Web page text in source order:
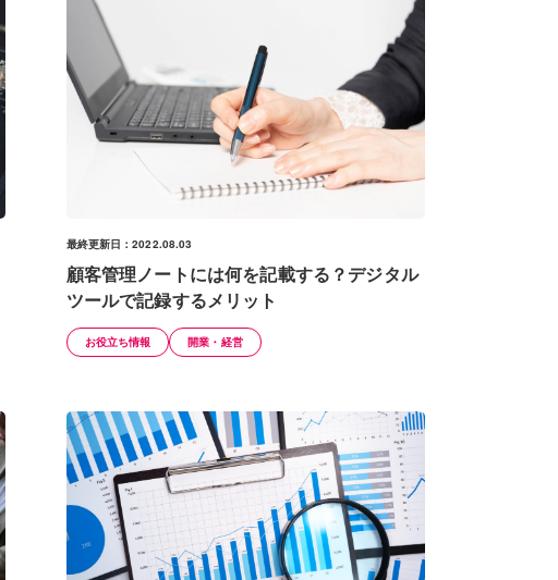
最終更新日：2022.08.03
顧客管理ノートには何を記載する？デジタル
ツールで記録するメリット
お役立ち情報 開業・経営